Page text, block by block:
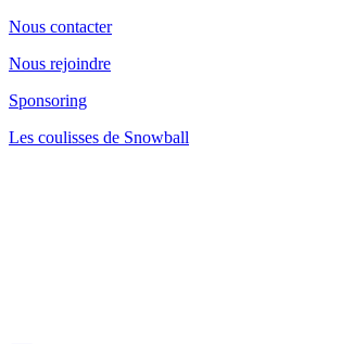
Nous contacter
Nous rejoindre
Sponsoring
Les coulisses de Snowball